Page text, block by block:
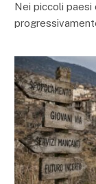
Nei piccoli